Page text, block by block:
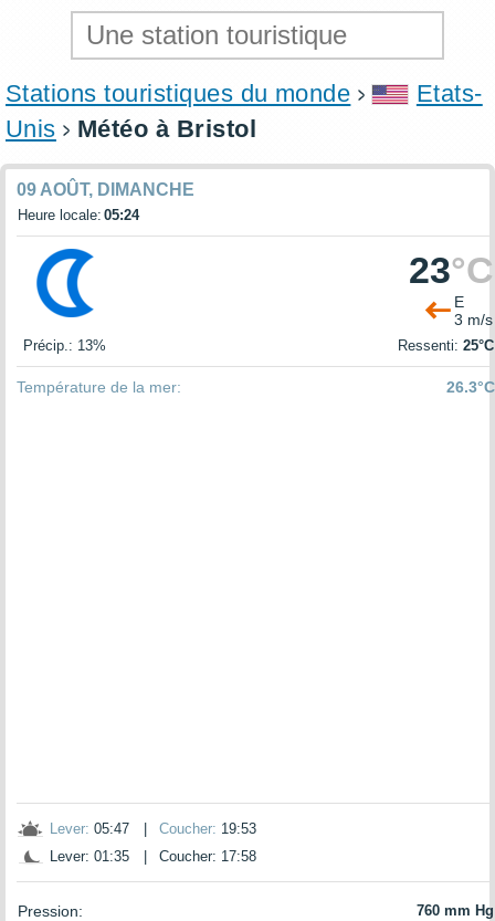
Stations touristiques du monde
Etats-
Unis
Météo à Bristol
09 AOÛT, DIMANCHE
Heure locale: 05:24
23°C
E
3 m/s
Précip.: 13% Ressenti: 25°C
Température de la mer: 26.3°C
Lever: 05:47 Coucher: 19:53
Lever: 01:35
Coucher: 17:58
Pression: 760 mm Hg